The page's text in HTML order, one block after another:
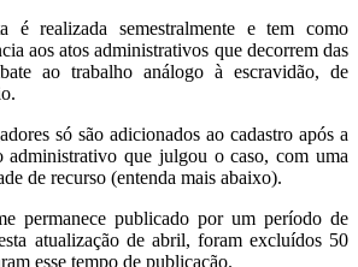
é realizada semestralmente e tem como
aos atos administrativos que decorrem das
ao trabalho análogo à escravidão, de
só são adicionados ao cadastro após a
administrativo que julgou o caso, com uma
de recurso (entenda mais abaixo).
permanece publicado por um período de
atualização de abril, foram excluídos 50
esse tempo de publicação.